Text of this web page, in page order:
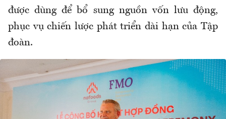
được dùng để bổ sung nguồn vốn lưu động,
phục vụ chiến lược phát triển dài hạn của Tập
đoàn.